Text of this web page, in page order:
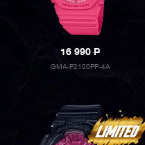
16 990P
GMA-P2100PP-4A